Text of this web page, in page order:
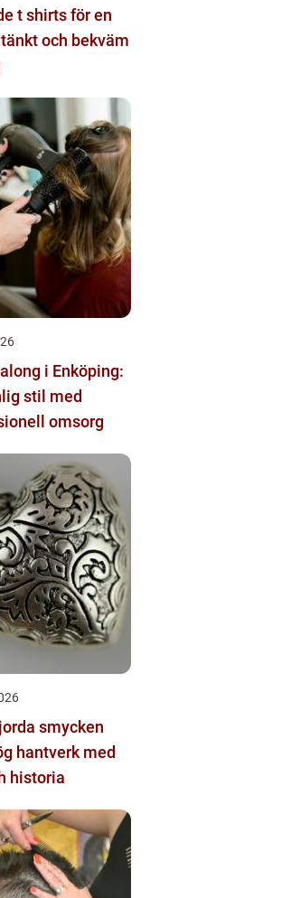
t shirts för en
och bekväm
i Enköping:
stil med
omsorg
smycken
historia